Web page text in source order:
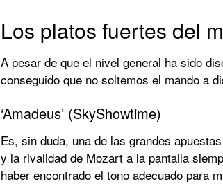
Los platos fuertes del
A pesar de que el nivel general ha sido
conseguido que no soltemos el mando a
‘Amadeus’ (SkyShowtime)
Es, sin duda, una de las grandes
y la rivalidad de Mozart a la pantalla
haber encontrado el tono adecuado para